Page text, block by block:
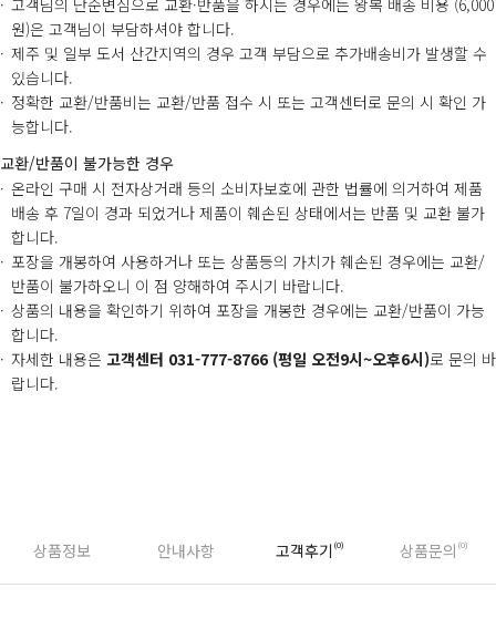
원)은 고객님이 부담하셔야 합니다.
제주 및 일부 도서 산간지역의 경우 고객 부담으로 추가배송비가 발생할 수
있습니다.
정확한 교환/반품비는 교환/반품 접수 시 또는 고객센터로 문의 시 확인 가
능합니다.
교환/반품이 불가능한 경우
온라인 구매 시 전자상거래 등의 소비자보호에 관한 법률에 의거하여 제품
배송 후 7일이 경과 되었거나 제품이 훼손된 상태에서는 반품 및 교환 불가
합니다.
포장을 개봉하여 사용하거나 또는 상품등의 가치가 훼손된 경우에는 교환/
반품이 불가하오니 이 점 양해하여 주시기 바랍니다.
상품의 내용을 확인하기 위하여 포장을 개봉한 경우에는 교환/반품이 가능
합니다.
자세한 내용은 고객센터 031-777-8766 (평일 오전9시~오후6시)로 문의 바
랍니다.
상품정보 안내사항 고객후기 (0) 상품문의 (0)